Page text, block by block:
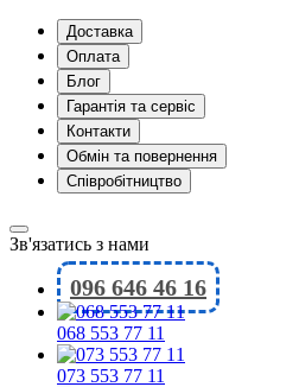
Доставка
Оплата
Блог
Гарантія та сервіс
Контакти
Обмін та повернення
Співробітництво
Зв'язатись з нами
096 646 46 16
068 553 77 11
073 553 77 11